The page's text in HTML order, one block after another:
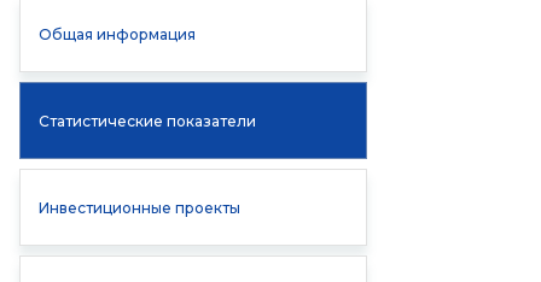
Общая информация
Статистические показатели
Инвестиционные проекты